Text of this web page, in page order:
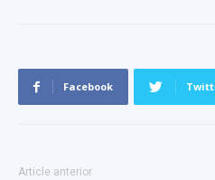
Facebook
Article anterior